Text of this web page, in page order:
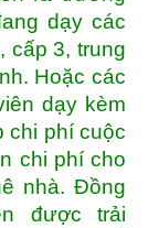
dạy các
cấp 3, trung
Hoặc các
dạy kèm
chi phí cuộc
chi phí cho
nhà. Đồng
được trải